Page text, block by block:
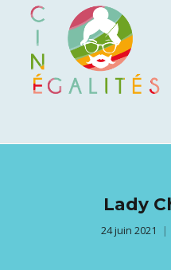
Lady
24 juin 2021